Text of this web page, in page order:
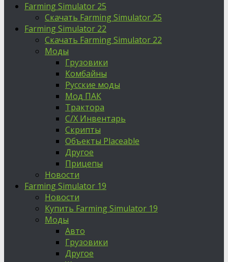
Farming Simulator 25
Скачать Farming Simulator 25
Farming Simulator 22
Скачать Farming Simulator 22
Моды
Грузовики
Комбайны
Русские моды
Мод ПАК
Трактора
С/Х Инвентарь
Скрипты
Объекты Placeable
Другое
Прицепы
Новости
Farming Simulator 19
Новости
Купить Farming Simulator 19
Моды
Авто
Грузовики
Другое